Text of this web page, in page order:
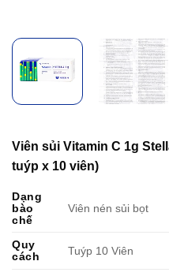
Viên sủi Vitamin C 1g
tuýp x 10 viên)
Dạng
bào
chế
Viên nén sủi bọt
Quy
cách
Tuýp 10 Viên